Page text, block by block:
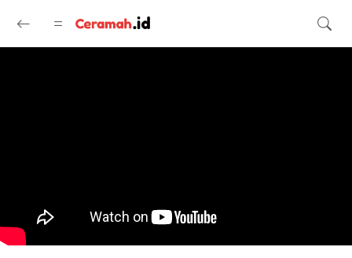
Langsung ke konten utama